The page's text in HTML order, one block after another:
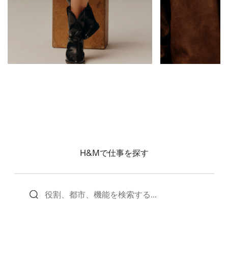
がら、ブランドを代表する役割
を担います。
役割を見る
H&Mで仕事を探す